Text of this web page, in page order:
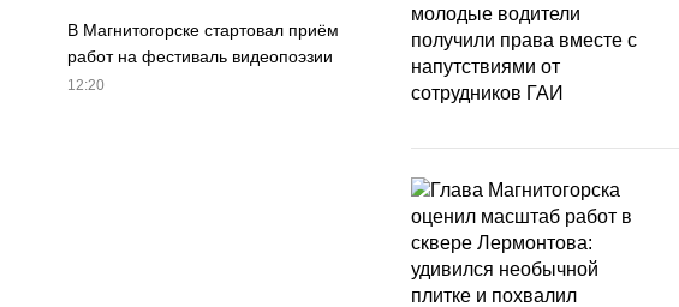
В Магнитогорске стартовал приём
работ на фестиваль видеопоэзии
12:20